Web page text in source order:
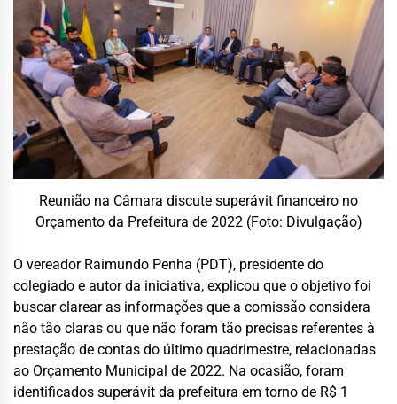
Reunião na Câmara discute superávit financeiro no
Orçamento da Prefeitura de 2022 (Foto: Divulgação)
O vereador Raimundo Penha (PDT), presidente do
colegiado e autor da iniciativa, explicou que o objetivo foi
buscar clarear as informações que a comissão considera
não tão claras ou que não foram tão precisas referentes à
prestação de contas do último quadrimestre, relacionadas
ao Orçamento Municipal de 2022. Na ocasião, foram
identificados superávit da prefeitura em torno de R$ 1